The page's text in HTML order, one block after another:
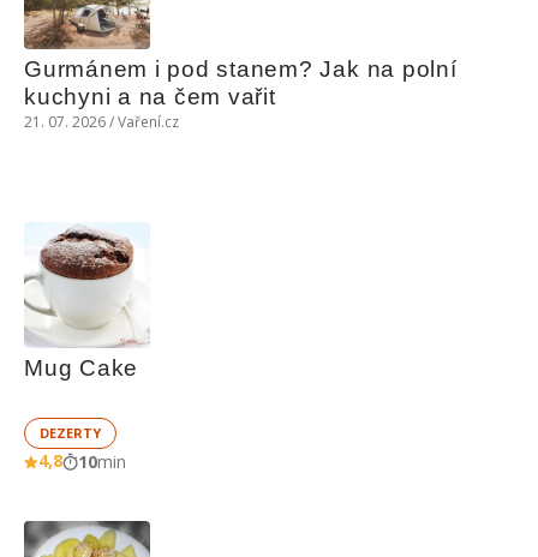
Gurmánem i pod stanem? Jak na polní
kuchyni a na čem vařit
21. 07. 2026 / Vaření.cz
Mug Cake
DEZERTY
4,8 10min